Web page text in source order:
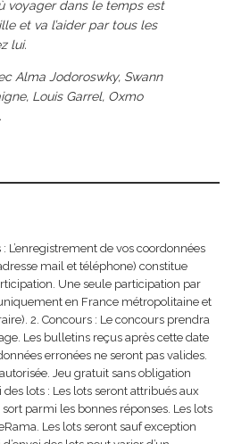
voyager dans le temps est
et va l’aider par tous les
lui.
Alma Jodoroswky, Swann
Louis Garrel, Oxmo
L’enregistrement de vos coordonnées
mail et téléphone) constitue
Une seule participation par
en France métropolitaine et
2. Concours : Le concours prendra
Les bulletins reçus après cette date
erronées ne seront pas valides.
Jeu gratuit sans obligation
lots : Les lots seront attribués aux
parmi les bonnes réponses. Les lots
Les lots seront sauf exception